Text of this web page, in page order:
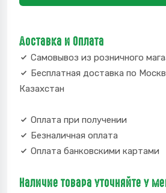
Доставка и Оплата
Самовывоз из розничного
Бесплатная доставка по
Казахстан
Оплата при получении
Безналичная оплата
Оплата банковскими картами
Наличие товара уточняйте у